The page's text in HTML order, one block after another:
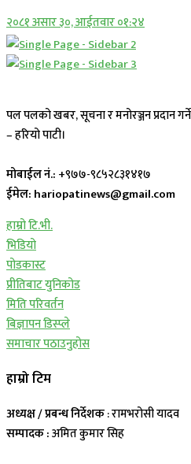
२०८१ असार ३०, आईतवार ०१:२४
पल पलको खबर, सूचना र मनोरञ्जन प्रदान गर्ने
– हरियो पाटी।
मोबाईल नं.: +९७७-९८५२८३१४१७
ईमेल: hariopatinews@gmail.com
हाम्रो टि.भी.
भिडियो
पोडकास्ट
प्रीतिबाट युनिकोड
मिति परिवर्तन
बिज्ञापन डिस्प्ले
समाचार पठाउनुहोस
हाम्रो टिम
अध्यक्ष / प्रबन्ध निर्देशक: रामभरोसी यादव
सम्पादक :अमित कुमार सिह